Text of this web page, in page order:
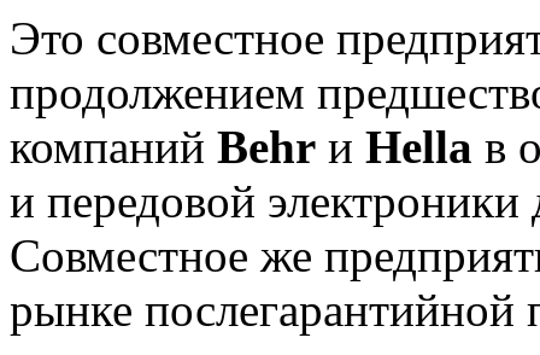
Это совместное
продолжением
компаний Behr и Hella в
и передовой
Совместное же
рынке